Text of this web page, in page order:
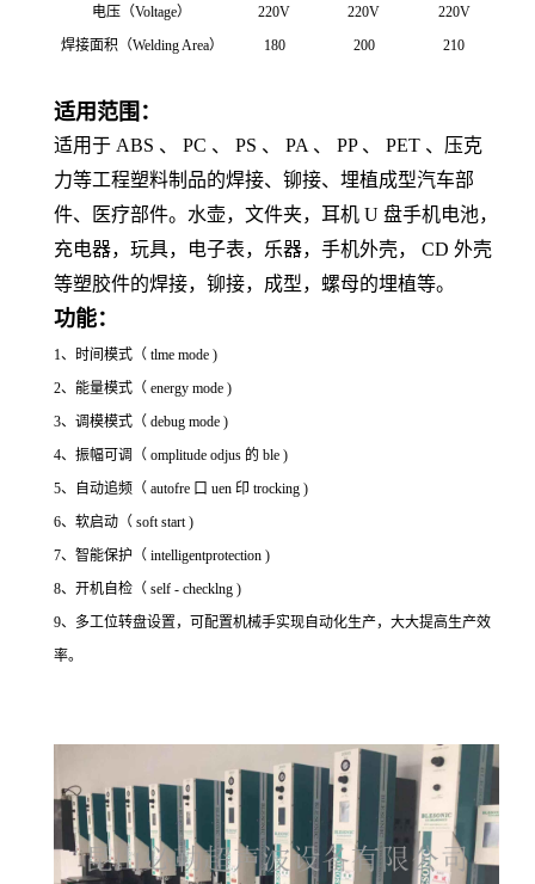
电压（Voltage）
220V 220V
220V
焊接面积（Welding Area）
180 200 210
适用范围：
适用于 ABS 、 PC 、 PS 、 PA 、 PP 、 PET 、压克
力等工程塑料制品的焊接、铆接、埋植成型汽车部
件、医疗部件。水壶，文件夹，耳机 U 盘手机电池，
充电器，玩具，电子表，乐器，手机外壳， CD 外壳
等塑胶件的焊接，铆接，成型，螺母的埋植等。
功能：
1、时间模式（ tlme mode )
2、能量模式（ energy mode )
3、调模模式（ debug mode )
4、振幅可调（ omplitude odjus 的 ble )
5、自动追频（ autofre 口 uen 印 trocking )
6、软启动（ soft start )
7、智能保护（ intelligentprotection )
8、开机自检（ self - checklng )
9、多工位转盘设置，可配置机械手实现自动化生产，大大提高生产效
率。